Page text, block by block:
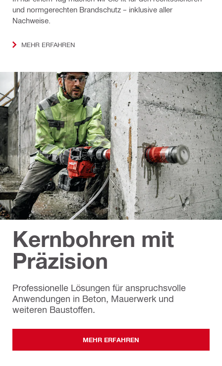
und normgerechten Brandschutz – inklusive aller
Nachweise.
MEHR ERFAHREN
Kernbohren mit
Präzision
Professionelle Lösungen für anspruchsvolle
Anwendungen in Beton, Mauerwerk und
weiteren Baustoffen.
MEHR ERFAHREN